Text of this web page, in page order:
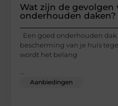
Wat zijn de gevolgen
onderhouden daken?
Een goed onderhouden dak
bescherming van je huis
wordt het belang
Aanbiedingen